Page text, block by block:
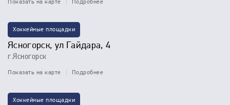
Показать на карте Подробнее
Хоккейные площадки
Ясногорск, ул Гайдара, 4
г.Ясногорск
Показать на карте Подробнее
Хоккейные площадки